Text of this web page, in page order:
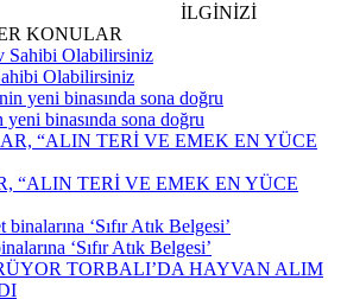
İLGİNİZİ
KONULAR
Olabilirsiniz
yeni binasında sona doğru
“ALIN TERİ VE EMEK EN YÜCE
‘Sıfır Atık Belgesi’